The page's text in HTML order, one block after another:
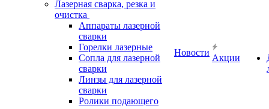
Лазерная сварка, резка и
очистка
Аппараты лазерной
сварки
Горелки лазерные
Сопла для лазерной
сварки
Линзы для лазерной
сварки
Ролики подающего
Новости
Акции